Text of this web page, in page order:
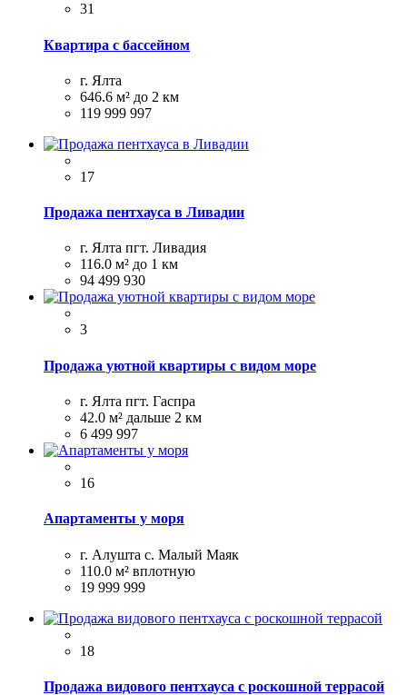
31
Квартира с бассейном
г. Ялта
646.6 м² до 2 км
119 999 997
17
Продажа пентхауса в Ливадии
г. Ялта пгт. Ливадия
116.0 м² до 1 км
94 499 930
3
Продажа уютной квартиры с видом море
г. Ялта пгт. Гаспра
42.0 м² дальше 2 км
6 499 997
16
Апартаменты у моря
г. Алушта с. Малый Маяк
110.0 м² вплотную
19 999 999
18
Продажа видового пентхауса с роскошной террасой